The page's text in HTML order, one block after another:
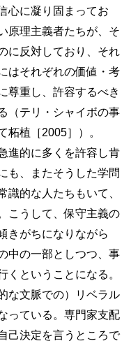
心に凝り固まってお
原理主義者たちが、そ
に反対しており、それ
はそれぞれの価値・考
尊重し、許容するべき
（テリ・シャイボの事
柘植［2005］）。
進的に多くを許容し肯
も、またそうした学問
識的な人たちもいて、
こうして、保守主義の
きがちになりながら
中の一部としつつ、事
くということになる。
な文脈での）リベラル
っている。専門家支配
己決定を言うところで